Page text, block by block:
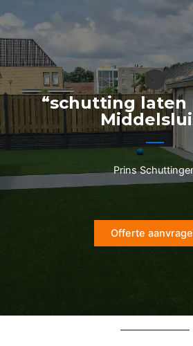
naar
de
inhoud
“schutting laten
Prins
Offerte